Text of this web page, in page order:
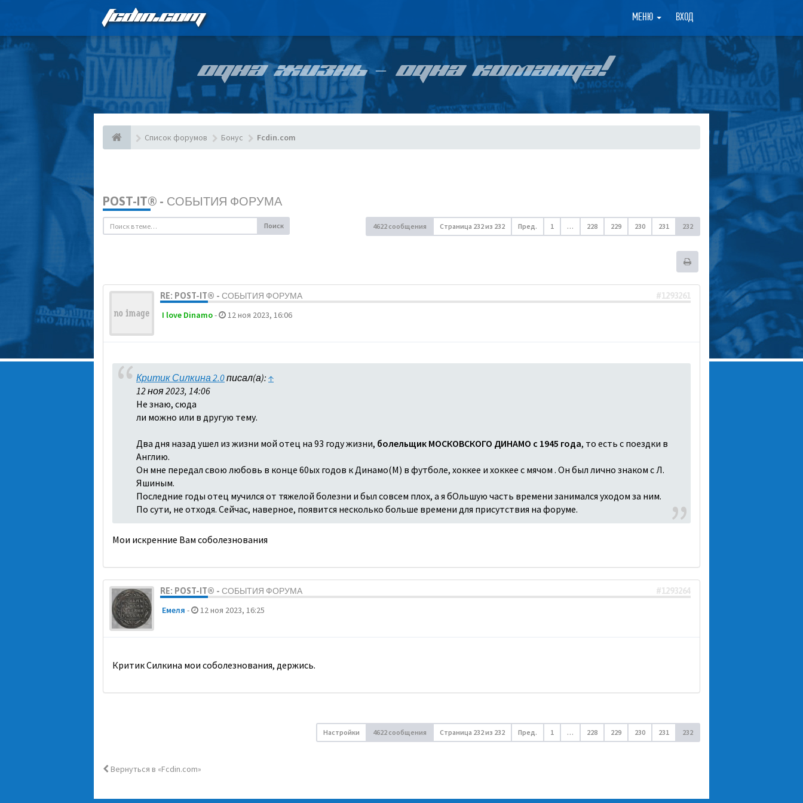
FCDIN.COM МЕНЮ ВХОД ×
ОДНА ЖИЗНЬ – ОДНА КОМАНДА!
Список форумов Бонус Fcdin.com
POST-IT® - СОБЫТИЯ ФОРУМА
Поиск 4622 сообщения Страница 232из 232 Пред. 1 … 228 229 230 231 232
RE: POST-IT® - СОБЫТИЯ ФОРУМА #1293261
I love Dinamo- 12 ноя 2023, 16:06
Критик Силкина 2.0писал(а): ↑
12 ноя 2023, 14:06
Не знаю, сюда
ли можно или в другую тему.
Два дня назад ушел из жизни мой отец на 93 году жизни, болельщик МОСКОВСКОГО ДИНАМО с 1945 года, то есть с поездки в
Англию.
Он мне передал свою любовь в конце 60ых годов к Динамо(М) в футболе, хоккее и хоккее с мячом . Он был лично знаком с Л.
Яшиным.
Последние годы отец мучился от тяжелой болезни и был совсем плох, а я бОльшую часть времени занимался уходом за ним.
По сути, не отходя. Сейчас, наверное, появится несколько больше времени для присутствия на форуме.
Мои искренние Вам соболезнования
RE: POST-IT® - СОБЫТИЯ ФОРУМА #1293264
Емеля - 12 ноя 2023, 16:25
Критик Силкина мои соболезнования, держись.
Настройки 4622 сообщения Страница 232из 232 Пред. 1 … 228 229 230 231 232
Вернуться в «Fcdin.com»